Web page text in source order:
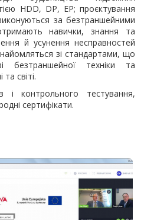
HDD, DP, EP; проєктування
за безтраншейними
навички, знання та
й усунення несправностей
зі стандартами, що
безтраншейної техніки та
світі.
і контрольного тестування,
сертифікати.